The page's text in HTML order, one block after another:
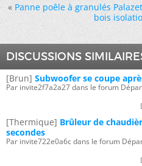
« Panne poêle à granulés
bois
DISCUSSIONS
[Brun] Subwoofer se coupe
Par invite2f7a2a27 dans le forum
[Thermique] Brûleur de
secondes
Par invite722e0a6c dans le forum